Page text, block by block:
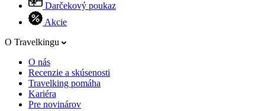
Darčekový poukaz
Akcie
O Travelkingu
O nás
Recenzie a skúsenosti
Travelking pomáha
Kariéra
Pre novinárov